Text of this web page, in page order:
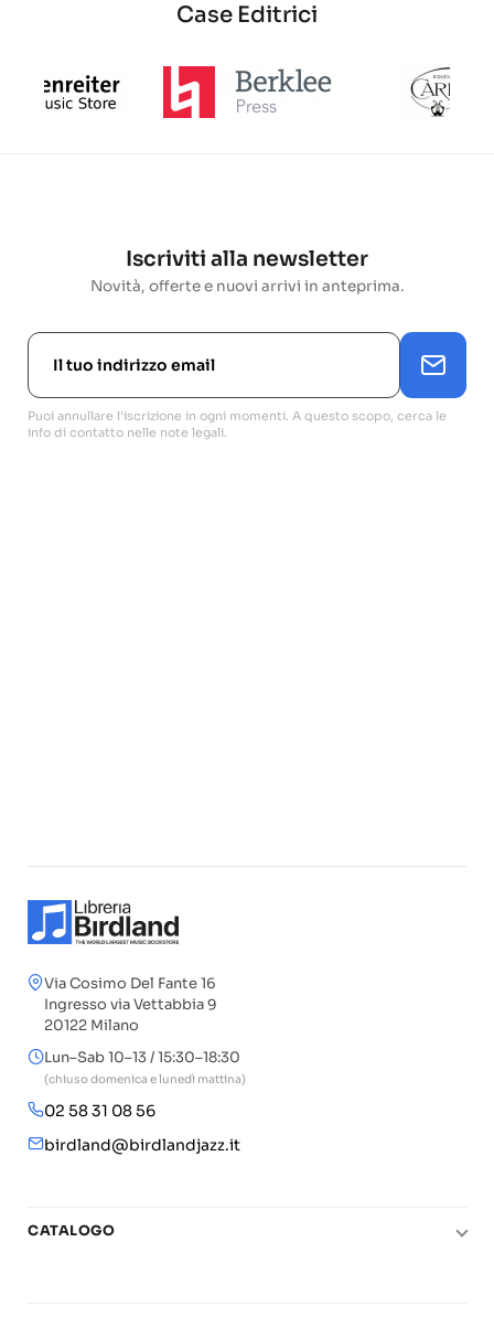
Case Editrici
Iscriviti alla newsletter
Novità, offerte e nuovi arrivi in anteprima.
Puoi annullare l'iscrizione in ogni momenti. A questo scopo, cerca le
info di contatto nelle note legali.
Via Cosimo Del Fante 16
Ingresso via Vettabbia 9
20122 Milano
Lun–Sab 10–13 / 15:30–18:30
(chiuso domenica e lunedì mattina)
02 58 31 08 56
birdland@birdlandjazz.it
CATALOGO